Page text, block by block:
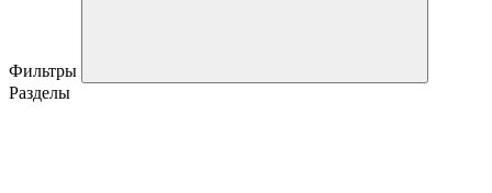
Фильтры
Разделы